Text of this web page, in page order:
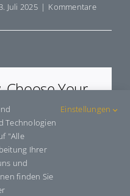
Juli 2025 | Kommentare
Choose Your
WhatsAppTelegram
E-
Mail
Technologien
"Alle
Ihrer
und
finden Sie
Einstellungen